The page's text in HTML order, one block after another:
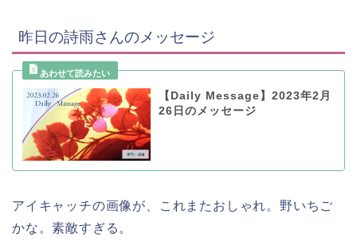
昨日の詩雨さんのメッセージ
【Daily Message】2023年2月
26日のメッセージ
アイキャッチの画像が、これまたおしゃれ。野いちご
かな。素敵すぎる。